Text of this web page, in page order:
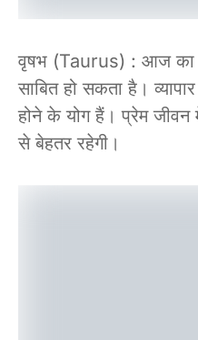
वृषभ (Taurus) : आज का
साबित हो सकता है।
होने के योग हैं। प्रेम
से बेहतर रहेगी।